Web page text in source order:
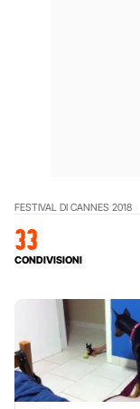
FESTIVAL DI CANNES 2018
33
CONDIVISIONI